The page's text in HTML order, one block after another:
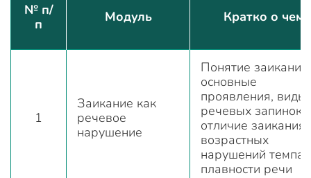
№ п/
п
Модуль Кратко о чем
1
Заикание как
речевое
нарушение
Понятие заикания,
основные
проявления, виды
речевых запинок,
отличие заикания
возрастных
нарушений темпа
плавности речи